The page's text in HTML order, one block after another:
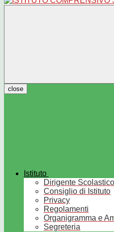
close
Istituto
Dirigente Scolastico
Consiglio di Istituto
Privacy
Regolamenti
Organigramma e
Segreteria